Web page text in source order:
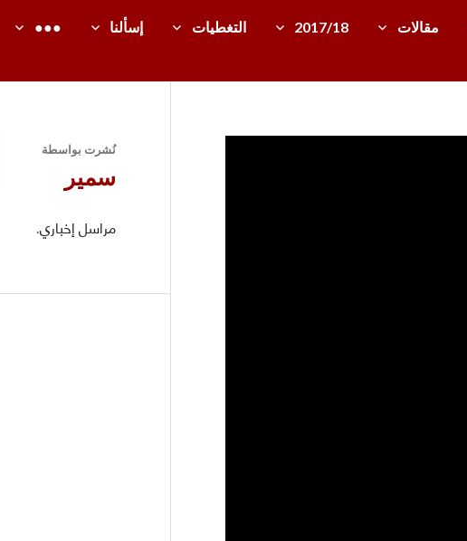
مقالات 2017/18 التغطيات إسألنا ●●●
نُشرت بواسطة
سمير
مراسل إخباري.